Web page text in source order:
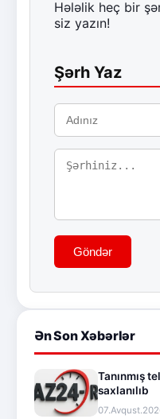
Hələlik heç bir
siz yazın!
Şərh Yaz
Göndər
Ən Son Xəbərlər
Tanınmış
saxlanılıb